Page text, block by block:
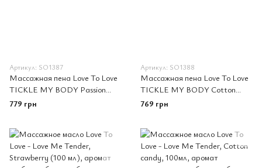
Артикул: SO1387
Массажная пена Love To Love
TICKLE MY BODY Passion
Fruit (150 мл) увлажняющая
779 грн
Артикул: SO1388
Массажная пена Love To Love
TICKLE MY BODY Cotton
candy (150 мл) увлажняющая
769 грн